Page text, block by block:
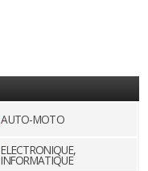
AUTO-MOTO
ELECTRONIQUE,
INFORMATIQUE